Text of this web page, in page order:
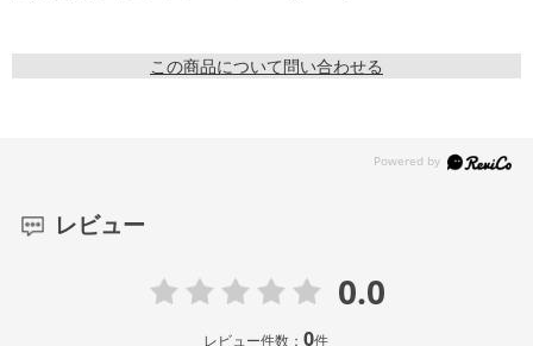
この商品について問い合わせる
レビュー
0.0
レビュー件数：0件